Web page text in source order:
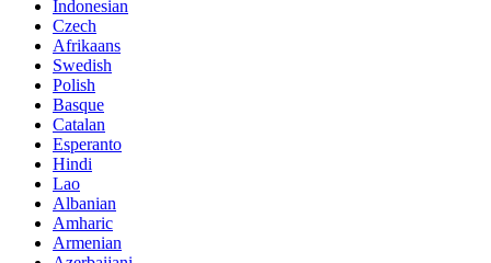
Indonesian
Czech
Afrikaans
Swedish
Polish
Basque
Catalan
Esperanto
Hindi
Lao
Albanian
Amharic
Armenian